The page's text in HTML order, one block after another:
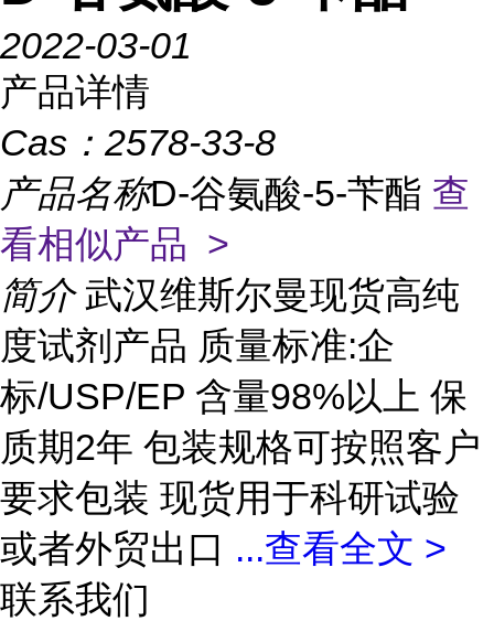
2022-03-01
产品详情
Cas： 2578-33-8
产品名称D-谷氨酸-5-苄酯 查
看相似产品 >
简介 武汉维斯尔曼现货高纯
度试剂产品 质量标准:企
标/USP/EP 含量98%以上 保
质期2年 包装规格可按照客户
要求包装 现货用于科研试验
或者外贸出口 ...查看全文 >
联系我们